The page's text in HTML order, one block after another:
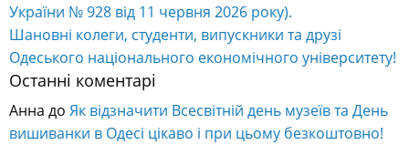
України № 928 від 11 червня 2026 року).
Шановні колеги, студенти, випускники та друзі
Одеського національного економічного університету!
Останні коментарі
Анна до Як відзначити Всесвітній день музеїв та День
вишиванки в Одесі цікаво і при цьому безкоштовно!